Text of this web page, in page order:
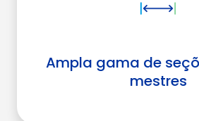
Ampla gama de
mestres